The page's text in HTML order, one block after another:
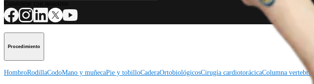
Procedimiento
HombroRodillaCodoMano y muñecaPie y tobilloCaderaOrtobiológicosCirugía cardiotorácicaColumna vertebral